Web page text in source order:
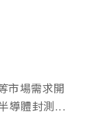
市場需求開
導體封測...